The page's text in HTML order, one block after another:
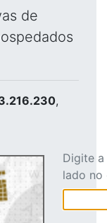
de
,
Digite
lado no